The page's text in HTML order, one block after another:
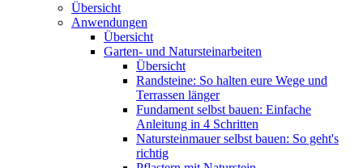
Übersicht
Anwendungen
Übersicht
Garten- und Natursteinarbeiten
Übersicht
Randsteine: So halten eure Wege und
Terrassen länger
Fundament selbst bauen: Einfache
Anleitung in 4 Schritten
Natursteinmauer selbst bauen: So geht's
richtig